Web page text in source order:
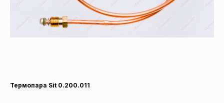
Термопара Sit 0.200.011